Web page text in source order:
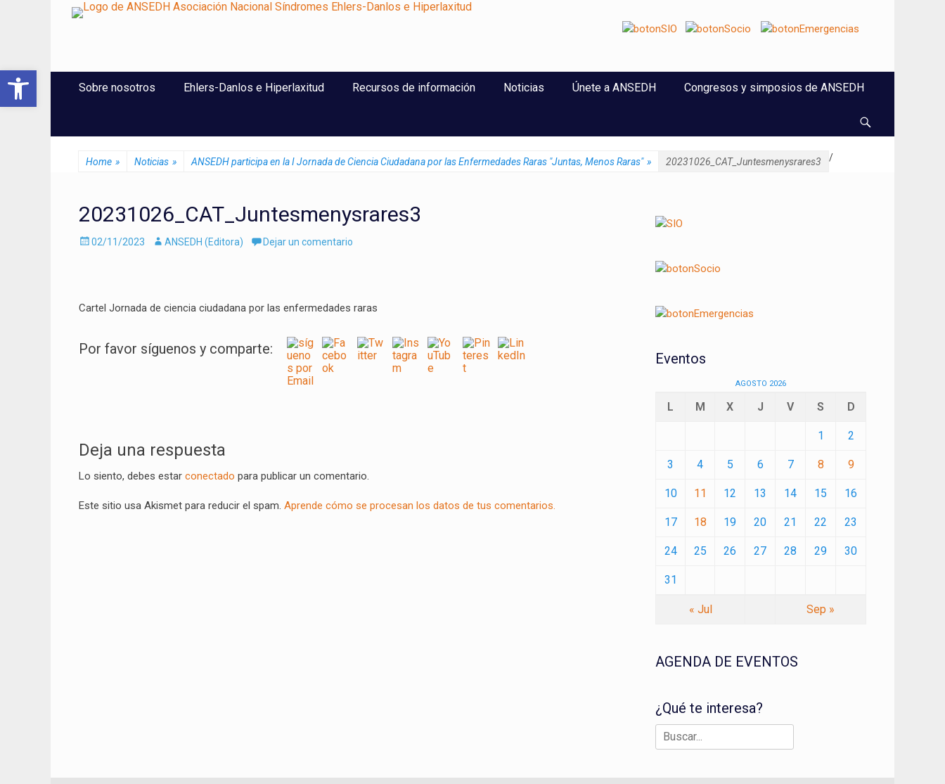
Abrir barra de herramientas
ANSEDH
Asociación Nacional del Síndrome de Ehlers-Danlos e Hiperlaxitud
Menú Principal
Sobre nosotros Ehlers-Danlos e Hiperlaxitud Recursos de información Noticias Únete a ANSEDH Congresos y simposios de ANSEDH
Home » Noticias » /
ANSEDH participa en la I Jornada de Ciencia Ciudadana por las Enfermedades Raras "Juntas, Menos Raras" » 20231026_CAT_Juntesmenysrares3
20231026_CAT_Juntesmenysrares3
Enviado
02/11/2023 AutorANSEDH (Editora) Dejar un comentario
Cartel Jornada de ciencia ciudadana por las enfermedades raras
Por favor síguenos y comparte:
de
entradas
Deja una respuesta
Lo siento, debes estar conectado para publicar un comentario.
Este sitio usa Akismet para reducir el spam. Aprende cómo se procesan los datos de tus comentarios.
Eventos
AGOSTO 2026
L M X J V S D
1 2
3 4 5 6 7 8 9
10 11 12 13 14 15 16
17 18 19 20 21 22 23
24 25 26 27 28 29 30
31
« Jul Sep »
AGENDA DE EVENTOS
¿Qué te interesa?
Buscar: